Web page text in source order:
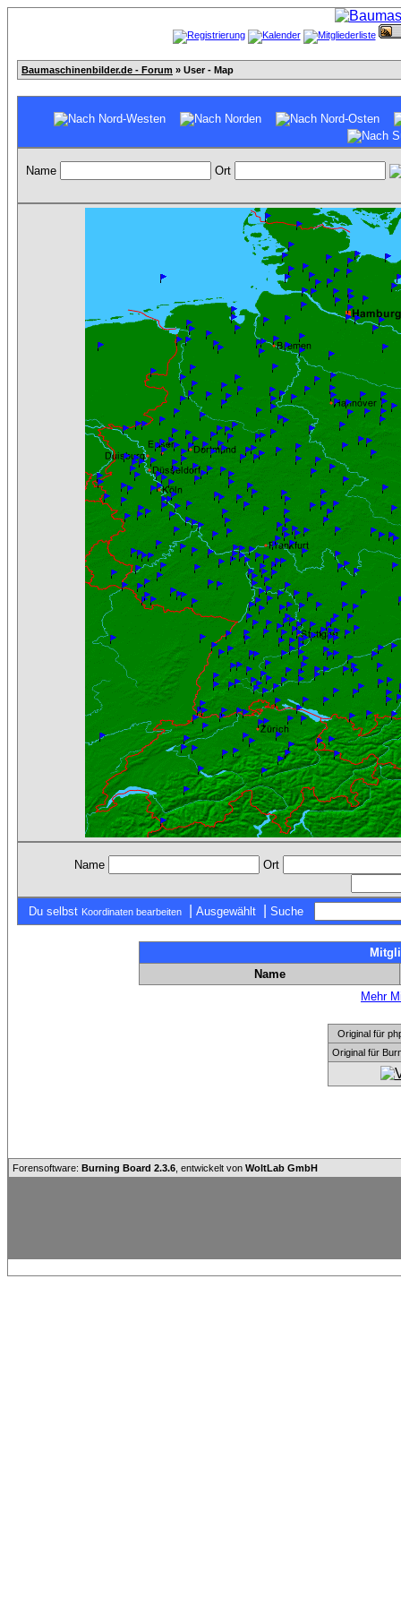
Baumaschinenbilder.de - Forum » User - Map
Name Ort
Name Ort
Du selbst Koordinaten bearbeiten Ausgewählt Suche
Name
Mehr
Original für
Original für
Forensoftware: Burning Board 2.3.6 , entwickelt von WoltLab GmbH